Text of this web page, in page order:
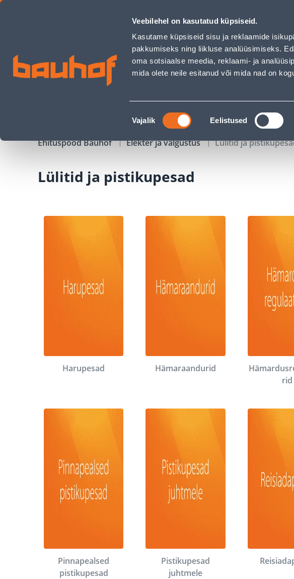
Veebilehel on kasutatud küpsiseid.
Kasutame küpsiseid sisu ja reklaamide
pakkumiseks ning liikluse analüüsimiseks.
oma sotsiaalse meedia, reklaami- ja
mida olete neile esitanud või mida nad on
Nõusoleku
valik
Vajalik Eelistused
Lülitid ja pistikupesad - Bauhof has loaded
Äriklienditeenindus Klienditeenindus Teenused
KAMPAANIAD KATALOOGID
Ehituspood Bauhof Elekter ja valgustus Lülitid ja
Lülitid ja pistikupesad
Harupesad Hämaraandurid
rid
Pinnapealsed
pistikupesad
Pistikupesad
juhtmele